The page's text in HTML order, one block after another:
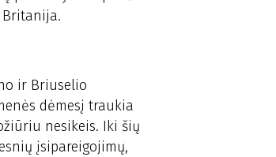
Britanija.
ir Briuselio
dėmesį traukia
nesikeis. Iki šių
įsipareigojimų,